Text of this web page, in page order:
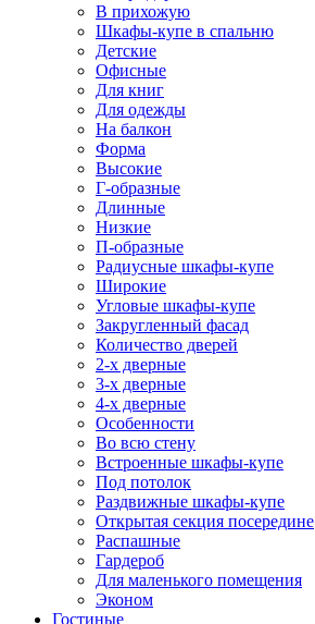
В прихожую
Шкафы-купе в спальню
Детские
Офисные
Для книг
Для одежды
На балкон
Форма
Высокие
Г-образные
Длинные
Низкие
П-образные
Радиусные шкафы-купе
Широкие
Угловые шкафы-купе
Закругленный фасад
Количество дверей
2-х дверные
3-х дверные
4-х дверные
Особенности
Во всю стену
Встроенные шкафы-купе
Под потолок
Раздвижные шкафы-купе
Открытая секция посередине
Распашные
Гардероб
Для маленького помещения
Эконом
Гостиные